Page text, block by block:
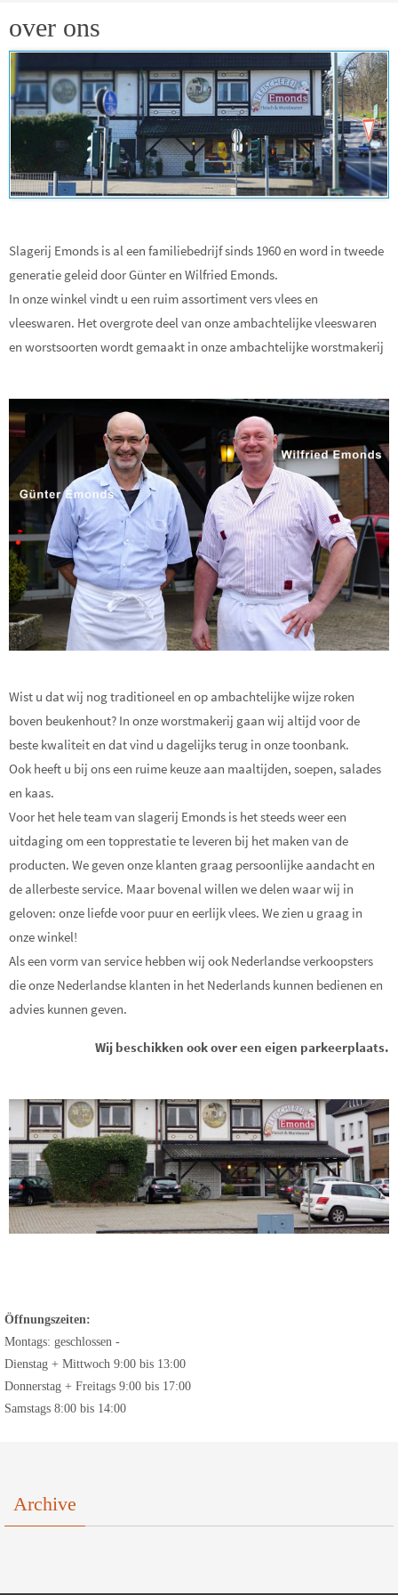
over ons
Slagerij Emonds is al een familiebedrijf sinds 1960 en word in tweede
generatie geleid door Günter en Wilfried Emonds.
In onze winkel vindt u een ruim assortiment vers vlees en
vleeswaren. Het overgrote deel van onze ambachtelijke vleeswaren
en worstsoorten wordt gemaakt in onze ambachtelijke worstmakerij
Wist u dat wij nog traditioneel en op ambachtelijke wijze roken
boven beukenhout? In onze worstmakerij gaan wij altijd voor de
beste kwaliteit en dat vind u dagelijks terug in onze toonbank.
Ook heeft u bij ons een ruime keuze aan maaltijden, soepen, salades
en kaas.
Voor het hele team van slagerij Emonds is het steeds weer een
uitdaging om een topprestatie te leveren bij het maken van de
producten. We geven onze klanten graag persoonlijke aandacht en
de allerbeste service. Maar bovenal willen we delen waar wij in
geloven: onze liefde voor puur en eerlijk vlees. We zien u graag in
onze winkel!
Als een vorm van service hebben wij ook Nederlandse verkoopsters
die onze Nederlandse klanten in het Nederlands kunnen bedienen en
advies kunnen geven.
Wij beschikken ook over een eigen parkeerplaats.
Öffnungszeiten:
Montags: geschlossen -
Dienstag + Mittwoch 9:00 bis 13:00
Donnerstag + Freitags 9:00 bis 17:00
Samstags 8:00 bis 14:00
Archive